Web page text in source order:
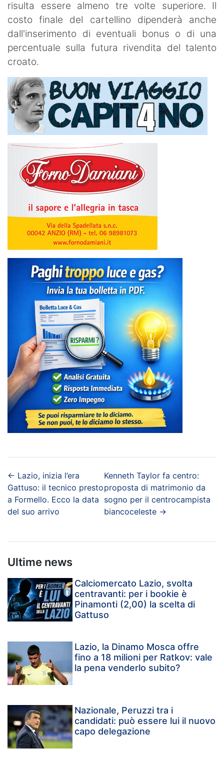
risulta essere almeno tre volte superiore. Il
costo finale del cartellino dipenderà anche
dall'inserimento di eventuali bonus o di una
percentuale sulla futura rivendita del talento
croato.
← Lazio, inizia l’era
Gattuso: il tecnico presto
a Formello. Ecco la data
del suo arrivo
Kenneth Taylor fa centro:
proposta di matrimonio da
sogno per il centrocampista
biancoceleste→
Ultime news
Calciomercato Lazio, svolta
centravanti: per i bookie è
Pinamonti (2,00) la scelta di
Gattuso
Lazio, la Dinamo Mosca offre
fino a 18 milioni per Ratkov: vale
la pena venderlo subito?
Nazionale, Peruzzi tra i
candidati: può essere lui il nuovo
capo delegazione